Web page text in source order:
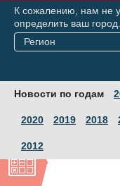
К сожалению, нам не
определить ваш
Регион
Новости по годам
2020 2019 2018
2012